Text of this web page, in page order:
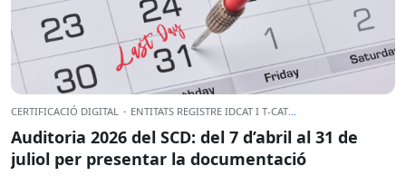
CERTIFICACIÓ DIGITAL · ENTITATS REGISTRE IDCAT I T-CAT...
Auditoria 2026 del SCD: del 7 d’abril al 31 de
juliol per presentar la documentació